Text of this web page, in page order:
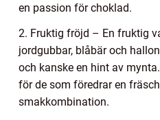
en passion för choklad.
2. Fruktig fröjd – En fruktig
jordgubbar, blåbär och
och kanske en hint av
för de som föredrar en
smakkombination.